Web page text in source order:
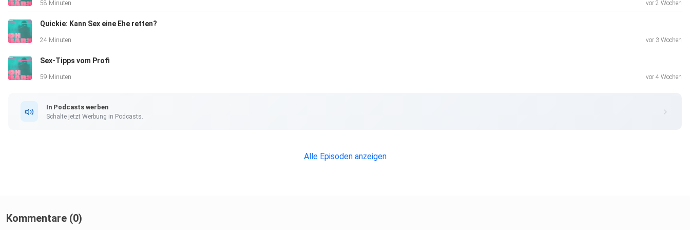
58 Minuten vor 2 Wochen
Quickie: Kann Sex eine Ehe retten?
24 Minuten vor 3 Wochen
Sex-Tipps vom Profi
59 Minuten vor 4 Wochen
In Podcasts werben
Schalte jetzt Werbung in Podcasts.
Alle Episoden anzeigen
Kommentare (0)